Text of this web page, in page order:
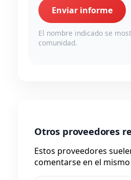
Enviar informe
El nombre indicado se
comunidad.
Otros proveedores
Estos proveedores
comentarse en el